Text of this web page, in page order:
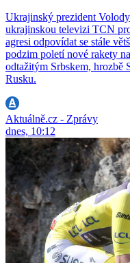
Ukrajinský prezident
ukrajinskou televizi TCN
agresi odpovídat se stále
podzim poletí nové rakety
odtažitým Srbskem, hrozbě
Rusku.
Aktuálně.cz - Zprávy
dnes, 10:12